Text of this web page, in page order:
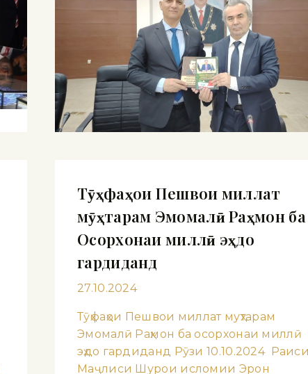
Тӯҳфаҳои Пешвои миллат
мӯҳтарам Эмомалӣ Раҳмон ба
Осорхонаи миллӣ эҳдо
гардиданд
27.10.2024
Тӯҳфаҳои Пешвои миллат муҳтарам
Эмомалӣ Раҳмон ба осорхонаи миллӣ
эҳдо гардиданд Рӯзи 10.10.2024
Маҷлиси Шурои исломии Эрон